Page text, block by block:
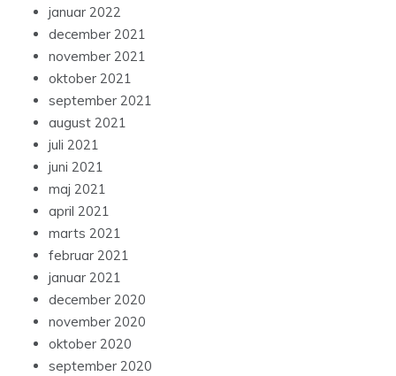
januar 2022
december 2021
november 2021
oktober 2021
september 2021
august 2021
juli 2021
juni 2021
maj 2021
april 2021
marts 2021
februar 2021
januar 2021
december 2020
november 2020
oktober 2020
september 2020